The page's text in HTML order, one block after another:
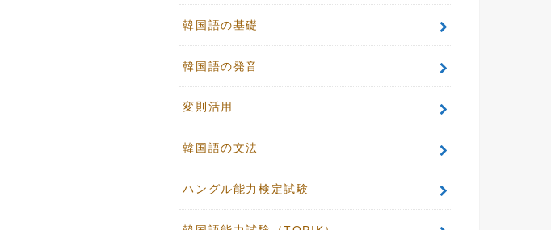
韓国語の基礎
韓国語の発音
変則活用
韓国語の文法
ハングル能力検定試験